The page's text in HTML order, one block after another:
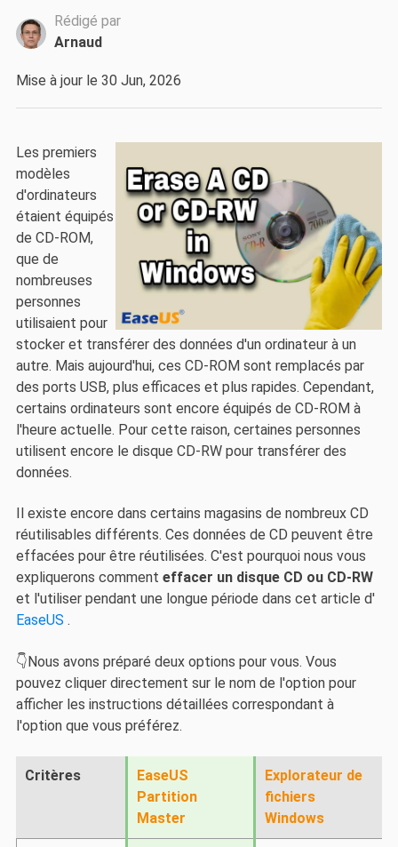
Rédigé par
Arnaud
Mise à jour le 30 Jun, 2026
Les premiers
modèles
d'ordinateurs
étaient équipés
de CD-ROM,
que de
nombreuses
personnes
utilisaient pour
stocker et transférer des données d'un ordinateur à un
autre. Mais aujourd'hui, ces CD-ROM sont remplacés par
des ports USB, plus efficaces et plus rapides. Cependant,
certains ordinateurs sont encore équipés de CD-ROM à
l'heure actuelle. Pour cette raison, certaines personnes
utilisent encore le disque CD-RW pour transférer des
données.
Il existe encore dans certains magasins de nombreux CD
réutilisables différents. Ces données de CD peuvent être
effacées pour être réutilisées. C'est pourquoi nous vous
expliquerons comment effacer un disque CD ou CD-RW
et l'utiliser pendant une longue période dans cet article d'
EaseUS .
👇Nous avons préparé deux options pour vous. Vous
pouvez cliquer directement sur le nom de l'option pour
afficher les instructions détaillées correspondant à
l'option que vous préférez.
Critères
EaseUS
Partition
Master
Explorateur de
fichiers
Windows